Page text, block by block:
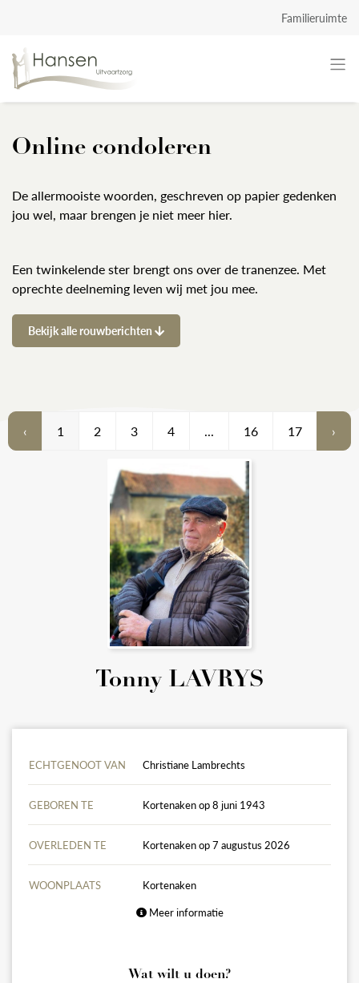
Familieruimte
Online condoleren
De allermooiste woorden, geschreven op papier gedenken
jou wel, maar brengen je niet meer hier.
Een twinkelende ster brengt ons over de tranenzee. Met
oprechte deelneming leven wij met jou mee.
Bekijk alle rouwberichten
‹ 1 2 3 4 ... 16 17 ›
Tonny LAVRYS
ECHTGENOOT VAN Christiane Lambrechts
GEBOREN TE Kortenaken op 8 juni 1943
OVERLEDEN TE Kortenaken op 7 augustus 2026
WOONPLAATS
Kortenaken
Meer informatie
Wat wilt u doen?